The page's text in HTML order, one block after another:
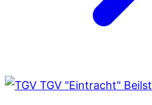
TGV "Eintracht"